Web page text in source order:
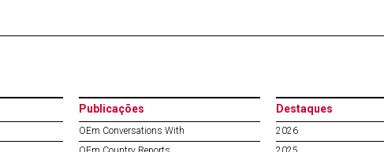
Publicações
OEm Conversations With
Destaques
2026